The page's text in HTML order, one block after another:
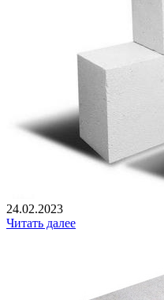
24.02.2023
Читать далее